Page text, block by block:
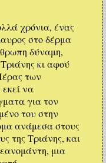
χρόνια, ένας
στο δέρμα
δύναμη,
κι αφού
των
να
για τον
του στην
ανάμεσα στους
της Τριάνης, και
μια